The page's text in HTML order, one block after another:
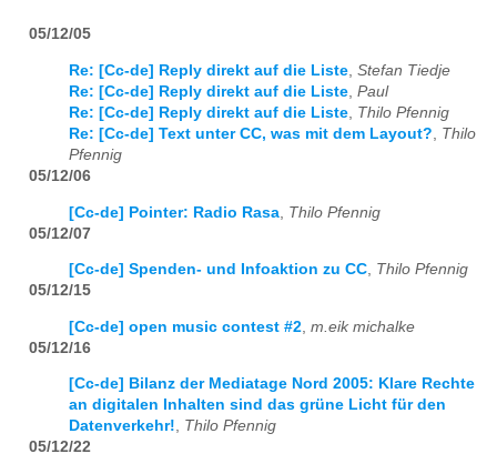
05/12/05
Re: [Cc-de] Reply direkt auf die Liste, Stefan Tiedje
Re: [Cc-de] Reply direkt auf die Liste, Paul
Re: [Cc-de] Reply direkt auf die Liste, Thilo Pfennig
Re: [Cc-de] Text unter CC, was mit dem Layout?, Thilo
Pfennig
05/12/06
[Cc-de] Pointer: Radio Rasa Thilo Pfennig
05/12/07
[Cc-de] Spenden- und Infoaktion zu CC, Thilo Pfennig
05/12/15
[Cc-de] open music contest #2 m.eik michalke
05/12/16
[Cc-de] Bilanz der Mediatage Nord 2005: Klare Rechte
an digitalen Inhalten sind das grüne Licht für den
Datenverkehr!, Thilo Pfennig
05/12/22